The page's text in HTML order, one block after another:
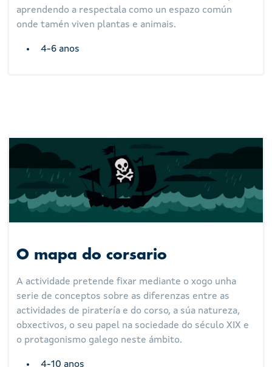
aprendendo a respectala como un espazo común
onde tamén viven plantas e animais.
4-6 anos
O mapa do corsario
A actividade pretende fixar mediante o xogo unha
serie de conceptos sobre as diferenzas entre as
actividades de piratería e do corso, a súa natureza,
obxectivos, o seu papel na sociedade do século XIX e
o protagonismo galego neste ámbito.
4-10 anos